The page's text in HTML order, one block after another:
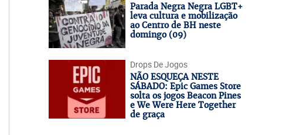
Parada Negra Negra LGBT+
leva cultura e mobilização
ao Centro de BH neste
domingo (09)
Drops De Jogos
NÃO ESQUEÇA NESTE
SÁBADO: Epic Games Store
solta os jogos Beacon Pines
e We Were Here Together
de graça